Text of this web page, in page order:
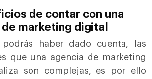
de contar con una
marketing digital
haber dado cuenta, las
que una agencia de marketing
son complejas, es por ello